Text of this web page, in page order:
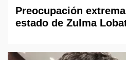
Preocupación
estado de Zulma